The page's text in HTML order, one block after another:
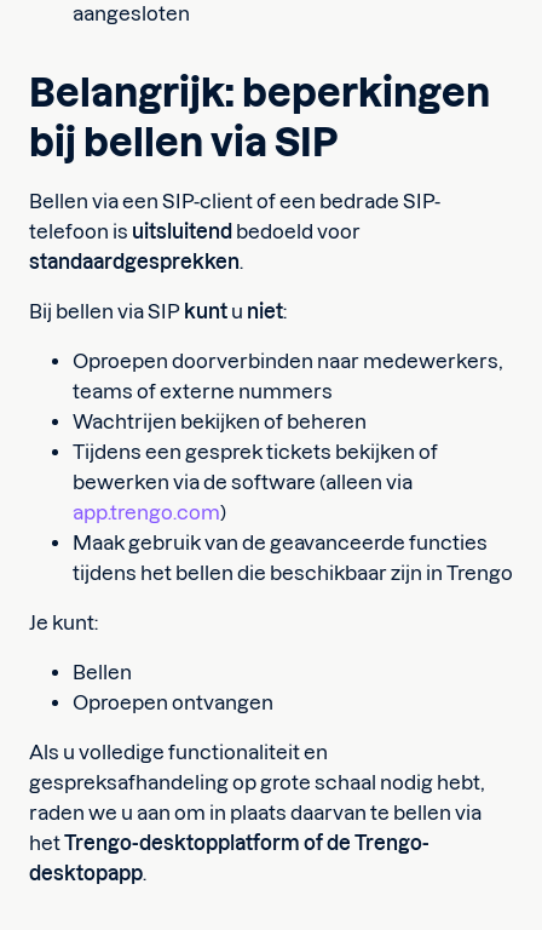
aangesloten
Belangrijk: beperkingen
bij bellen via SIP
Bellen via een SIP-client of een bedrade SIP-
telefoon is uitsluitend bedoeld voor
standaardgesprekken.
Bij bellen via SIP kunt u niet:
Oproepen doorverbinden naar medewerkers,
teams of externe nummers
Wachtrijen bekijken of beheren
Tijdens een gesprek tickets bekijken of
bewerken via de software (alleen via
app.trengo.com)
Maak gebruik van de geavanceerde functies
tijdens het bellen die beschikbaar zijn in Trengo
Je kunt:
Bellen
Oproepen ontvangen
Als u volledige functionaliteit en
gespreksafhandeling op grote schaal nodig hebt,
raden we u aan om in plaats daarvan te bellen via
hetTrengo-desktopplatform of de Trengo-
desktopapp.